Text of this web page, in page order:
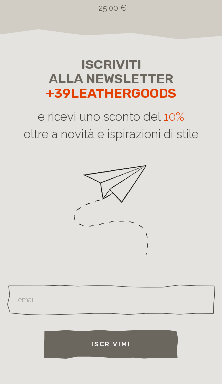
25,00 €
ISCRIVITI
ALLA NEWSLETTER
+39LEATHERGOODS
e ricevi uno sconto del 10%
oltre a novità e ispirazioni di stile
ISCRIVIMI